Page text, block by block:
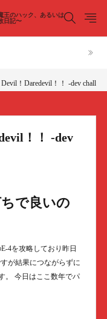
王のハック、あるいは
日記〜
！Daredevil！！ -dev
！！ -dev
で良いの
4を攻略しており昨日
が結果につながらずに
。 今日はここ数年でパ